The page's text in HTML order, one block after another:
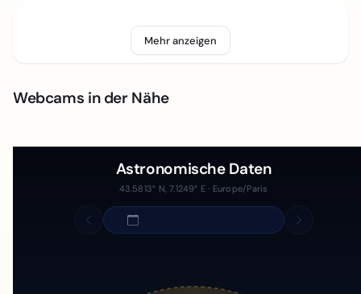
Mehr anzeigen
Webcams in der Nähe
Astronomische Daten
43.5813° N, 7.1249° E · Europe/Paris